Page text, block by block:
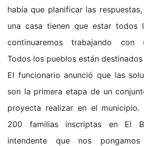
había que planificar las
una casa tienen que estar todos
continuaremos trabajando con
Todos los pueblos están destinados
El funcionario anunció que las
son la primera etapa de un
proyecta realizar en el municipio.
200 familias inscriptas en El
intendente que nos